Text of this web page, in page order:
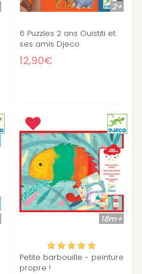
2+
6 Puzzles 2 ans Ouistiti et
ses amis Djeco
12,90€
18m+
Petite barbouille - peinture
propre !